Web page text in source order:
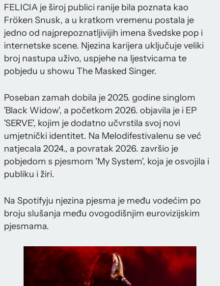
FELICIA je široj publici ranije bila poznata kao
Fröken Snusk, a u kratkom vremenu postala je
jedno od najprepoznatljivijih imena švedske pop i
internetske scene. Njezina karijera uključuje veliki
broj nastupa uživo, uspjehe na ljestvicama te
pobjedu u showu The Masked Singer.
Poseban zamah dobila je 2025. godine singlom
'Black Widow', a početkom 2026. objavila je i EP
'SERVE', kojim je dodatno učvrstila svoj novi
umjetnički identitet. Na Melodifestivalenu se već
natjecala 2024., a povratak 2026. završio je
pobjedom s pjesmom 'My System', koja je osvojila i
publiku i žiri.
Na Spotifyju njezina pjesma je među vodećim po
broju slušanja među ovogodišnjim eurovizijskim
pjesmama.